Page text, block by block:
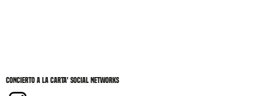
Concierto a la carta' social networks